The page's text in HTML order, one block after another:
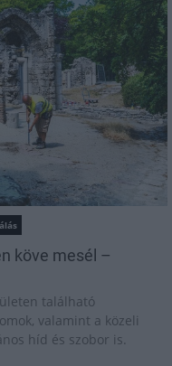
köve mesél –
található
valamint a közeli
híd és szobor is.